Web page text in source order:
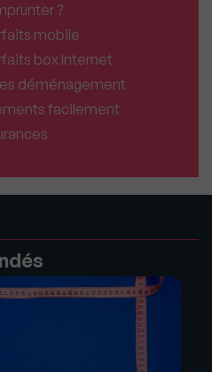
?
mobile
box Internet
déménagement
facilement